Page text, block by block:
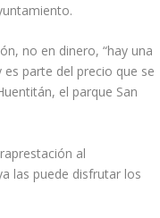
no en dinero, “hay una
parte del precio que se
el parque San
al
las puede disfrutar los